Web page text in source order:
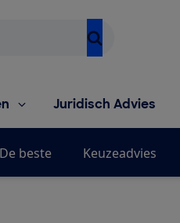
Juridisch Advies
De beste Keuzeadvies